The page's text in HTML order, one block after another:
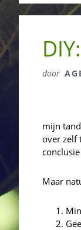
door
mijn
over zelf
Maar